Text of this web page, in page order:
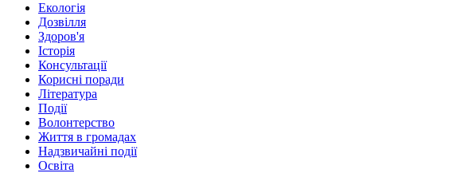
Екологія
Дозвілля
Здоров'я
Історія
Консультації
Корисні поради
Література
Події
Волонтерство
Життя в громадах
Надзвичайні події
Освіта